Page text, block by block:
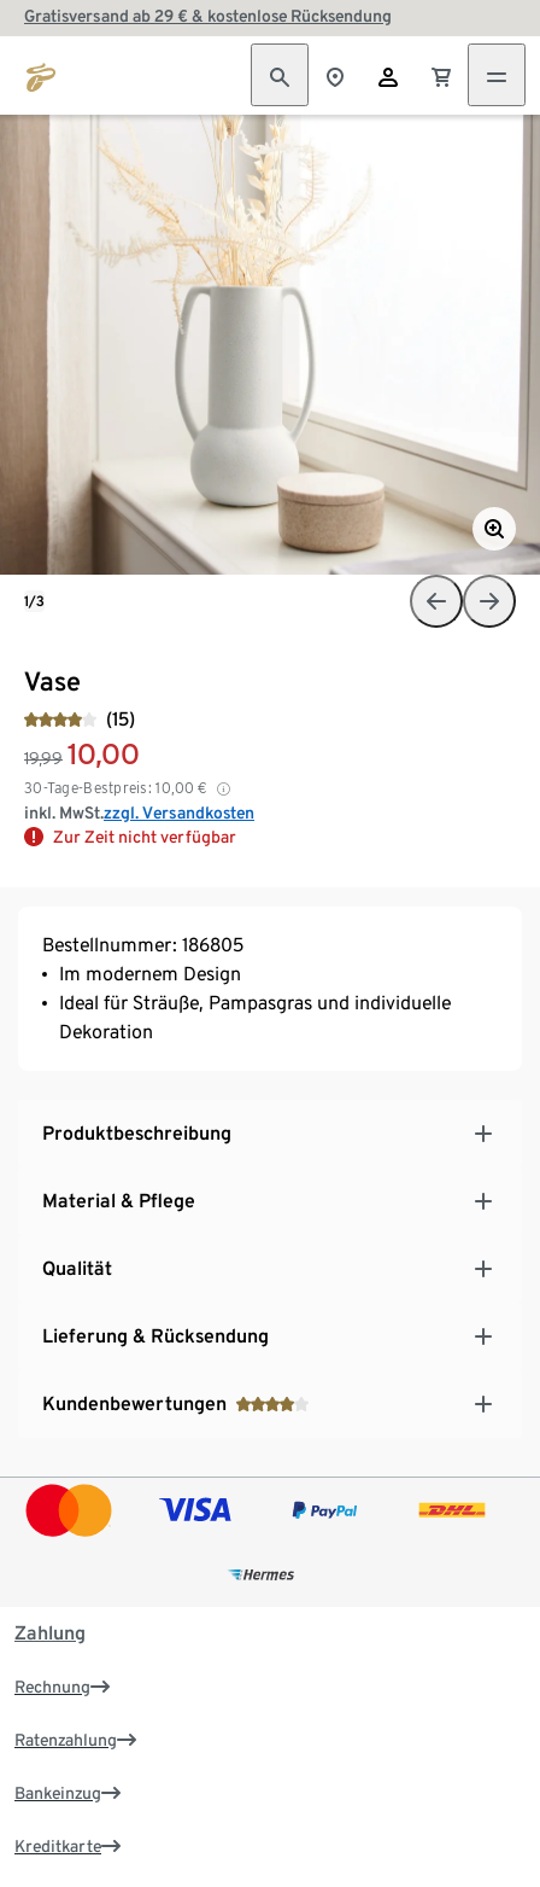
Gratisversand ab 29 € & kostenlose Rücksendung
Vase
(15)
19,99 10,00
30-Tage-Bestpreis: 10,00 €
inkl. MwSt.zzgl. Versandkosten
Zur Zeit nicht verfügbar
1/3
Bestellnummer: 186805
Im modernem Design
Ideal für Sträuße, Pampasgras und individuelle
Dekoration
Produktbeschreibung
Material & Pflege
Qualität
Lieferung & Rücksendung
Kundenbewertungen
Zahlung
Rechnung
Ratenzahlung
Bankeinzug
Kreditkarte